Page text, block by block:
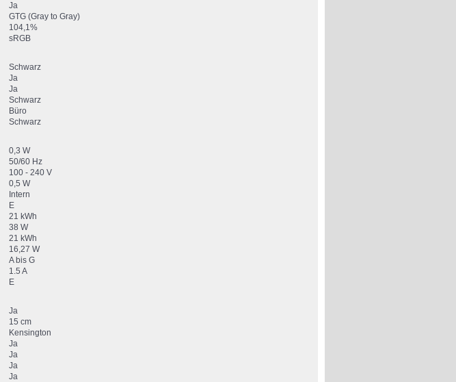
Ja
GTG (Gray to Gray)
104,1%
sRGB
Schwarz
Ja
Ja
Schwarz
Büro
Schwarz
0,3 W
50/60 Hz
100 - 240 V
0,5 W
Intern
E
21 kWh
38 W
21 kWh
16,27 W
A bis G
1.5 A
E
Ja
15 cm
Kensington
Ja
Ja
Ja
Ja